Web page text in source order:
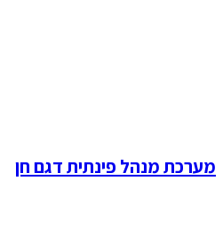
מערכת מנהל פינתית דגם חן